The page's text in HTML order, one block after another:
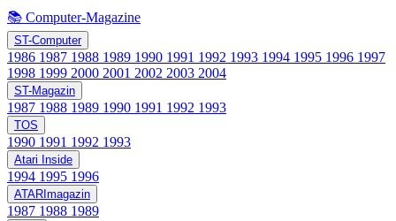
📚 Computer-Magazine
ST-Computer
1986 1987 1988 1989 1990 1991 1992 1993 1994 1995 1996 1997
1998 1999 2000 2001 2002 2003 2004
ST-Magazin
1987 1988 1989 1990 1991 1992 1993
TOS
1990 1991 1992 1993
Atari Inside
1994 1995 1996
ATARImagazin
1987 1988 1989